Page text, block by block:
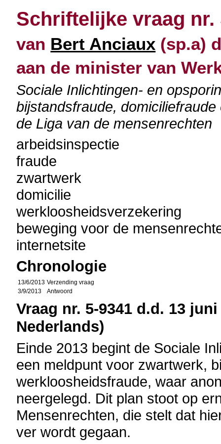
Schriftelijke vraag nr.
van Bert Anciaux (sp.a)
aan de minister van
Sociale Inlichtingen- en
bijstandsfraude,
de Liga van de mensenrechten
arbeidsinspectie
fraude
zwartwerk
domicilie
werkloosheidsverzekering
beweging voor de
internetsite
Chronologie
13/6/2013 Verzending vraag
3/9/2013
Antwoord
Vraag nr. 5-9341 d.d. 13
Nederlands)
Einde 2013 begint de Sociale
een meldpunt voor zwartwerk,
werkloosheidsfraude, waar
neergelegd. Dit plan stoot op
Mensenrechten, die stelt dat
ver wordt gegaan.